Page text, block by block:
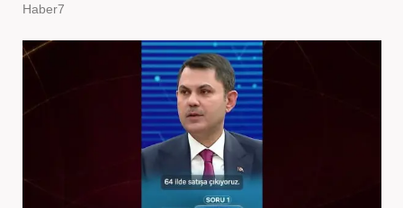
Haber7